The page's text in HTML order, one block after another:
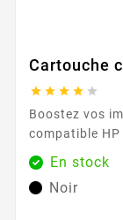
Cartouche
    
Boostez vos
compatible
qualité
est idéale
s'agisse de
En stock
Noir